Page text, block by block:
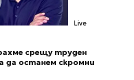
Live
срещу труден
да останем скромни